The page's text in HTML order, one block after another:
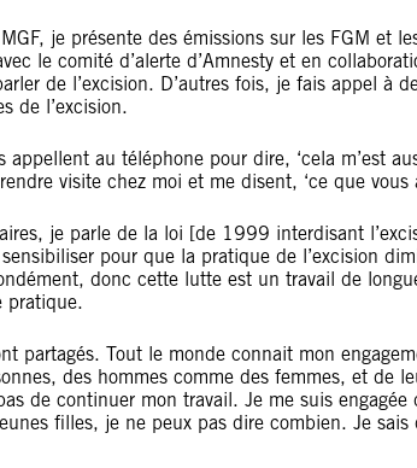
je présente des émissions sur les FGM et
le comité d’alerte d’Amnesty et en
de l’excision. D’autres fois, je fais appel à
de l’excision.
au téléphone pour dire, ‘cela m’est
visite chez moi et me disent, ‘ce que vous
je parle de la loi [de 1999 interdisant
pour que la pratique de l’excision
donc cette lutte est un travail de
pratique.
partagés. Tout le monde connait mon
des hommes comme des femmes, et de
de continuer mon travail. Je me suis
filles, je ne peux pas dire combien. Je